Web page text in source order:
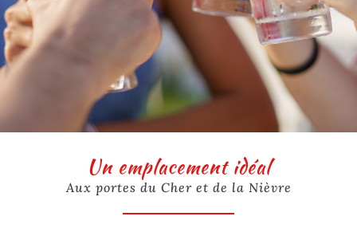
Un emplacement idéal
Aux portes du Cher et de la Nièvre